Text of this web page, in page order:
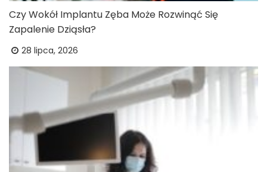
Czy Wokół Implantu Zęba Może Rozwinąć Się
Zapalenie Dziąsła?
28 lipca, 2026